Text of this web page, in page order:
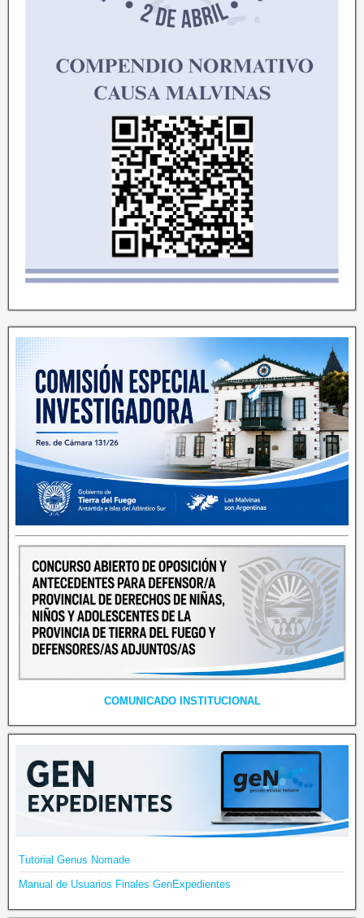
COMUNICADO INSTITUCIONAL
Tutorial Genus Nomade
Manual de Usuarios Finales GenExpedientes